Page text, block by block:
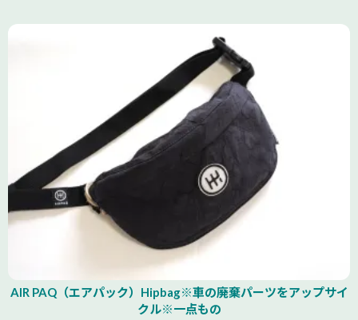
AIR PAQ（エアパック）Hipbag※車の廃棄パーツをアップサイ
クル※一点もの